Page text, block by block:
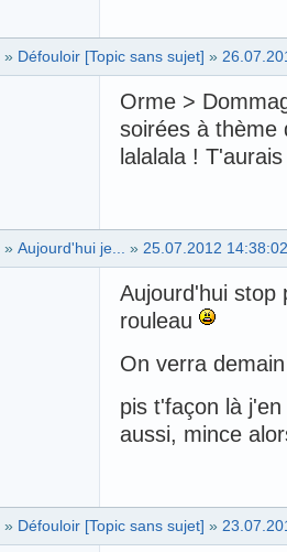
» Défouloir [Topic sans sujet] »
Orme >
soirées à thème
lalalala !
» Aujourd'hui je... » 25.07.2012 14:38:02
Aujourd'hui stop
rouleau
On verra
pis t'façon là
aussi, mince
» Défouloir [Topic sans sujet] »